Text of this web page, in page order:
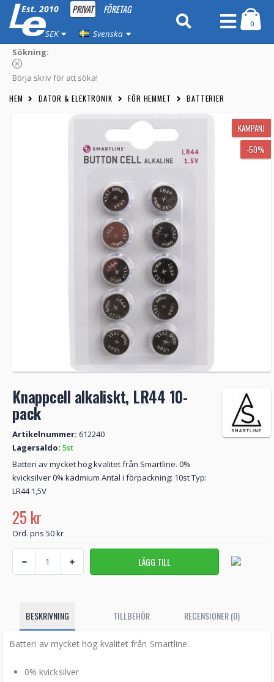
Est. 2010 PRIVAT FÖRETAG
SEK Svenska
0
Sökning:
Börja skriv för att söka!
HEM DATOR & ELEKTRONIK FÖR HEMMET BATTERIER
KAMPANJ
-50%
Knappcell alkaliskt, LR44 10-
pack
Artikelnummer: 612240
Lagersaldo: 5st
Batteri av mycket hög kvalitet från Smartline. 0%
kvicksilver 0% kadmium Antal i förpackning: 10st Typ:
LR44 1,5V
25 kr
Ord. pris 50 kr
BESKRIVNING TILLBEHÖR RECENSIONER (0)
Batteri av mycket hög kvalitet från Smartline.
0% kvicksilver